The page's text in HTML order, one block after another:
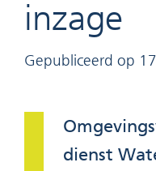
inzage
Gepubliceerd op
dienst